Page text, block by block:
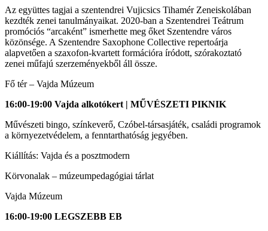
Az együttes tagjai a szentendrei Vujicsics Tihamér Zeneiskolában
kezdték zenei tanulmányaikat. 2020-ban a Szentendrei Teátrum
promóciós “arcaként” ismerhette meg őket Szentendre város
közönsége. A Szentendre Saxophone Collective repertoárja
alapvetően a szaxofon-kvartett formációra íródott, szórakoztató
zenei műfajú szerzeményekből áll össze.
Fő tér – Vajda Múzeum
16:00-19:00 Vajda alkotókert | MŰVÉSZETI PIKNIK
Művészeti bingo, színkeverő, Czóbel-társasjáték, családi programok
a környezetvédelem, a fenntarthatóság jegyében.
Kiállítás: Vajda és a posztmodern
Körvonalak – múzeumpedagógiai tárlat
Vajda Múzeum
16:00-19:00 LEGSZEBB EB